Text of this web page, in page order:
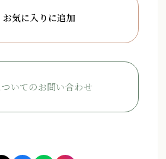
気に入りに追加
いてのお問い合わせ